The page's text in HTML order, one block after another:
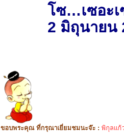
โซ…เซอะเ
2 มิถุนายน
ขอบพระคุณ ที่กรุณาเยี่ยมชมนะจ๊ะ : พิกุลแก้